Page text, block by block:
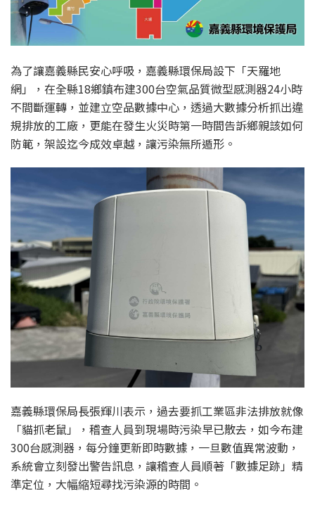
為了讓嘉義縣民安心呼吸，嘉義縣環保局設下「天羅地
網」，在全縣18鄉鎮布建300台空氣品質微型感測器24小時
不間斷運轉，並建立空品數據中心，透過大數據分析抓出違
規排放的工廠，更能在發生火災時第一時間告訴鄉親該如何
防範，架設迄今成效卓越，讓污染無所遁形。
嘉義縣環保局長張輝川表示，過去要抓工業區非法排放就像
「貓抓老鼠」，稽查人員到現場時污染早已散去，如今布建
300台感測器，每分鐘更新即時數據，一旦數值異常波動，
系統會立刻發出警告訊息，讓稽查人員順著「數據足跡」精
準定位，大幅縮短尋找污染源的時間。